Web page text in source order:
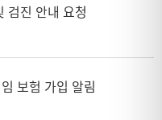
검진 안내 요청
보험 가입 알림